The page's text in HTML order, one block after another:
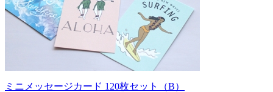
ミニメッセージカード 120枚セット（B）